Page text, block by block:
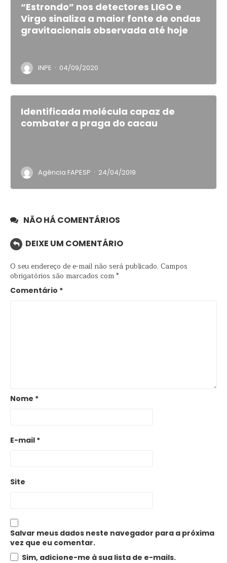
“Estrondo” nos detectores LIGO e
Virgo sinaliza a maior fonte de ondas
gravitacionais observada até hoje
INPE · 04/09/2020
Identificada molécula capaz de
combater a praga do cacau
Agência FAPESP · 24/04/2019
NÃO HÁ COMENTÁRIOS
DEIXE UM COMENTÁRIO
O seu endereço de e-mail não será publicado. Campos
obrigatórios são marcados com*
Comentário *
Nome *
E-mail *
Site
Salvar meus dados neste navegador para a próxima
vez que eu comentar.
Sim, adicione-me à sua lista de e-mails.